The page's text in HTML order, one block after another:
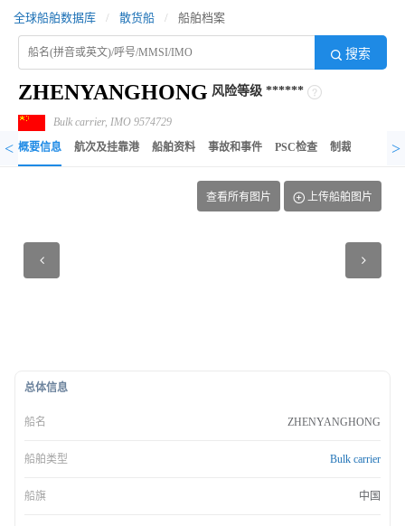
全球船舶数据库 / 散货船 / 船舶档案
搜索
ZHENYANGHONG 风险等级 ******
Bulk carrier, IMO 9574729
< 概要信息 航次及挂靠港 船舶资料 事故和事件 PSC检查 制裁记录 异
>
总体信息
船名 ZHENYANGHONG
船舶类型 Bulk carrier
船旗 中国
查看所有图片 上传船舶图片